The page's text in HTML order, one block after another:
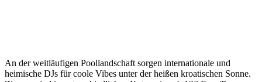
An der weitläufigen Poollandschaft sorgen internationale und
heimische DJs für coole Vibes unter der heißen kroatischen Sonne.